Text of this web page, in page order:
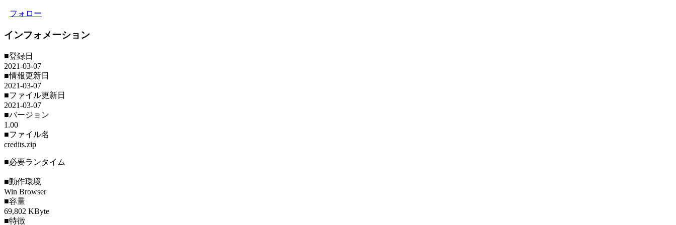
フォロー
インフォメーション
■登録日
2021-03-07
■情報更新日
2021-03-07
■ファイル更新日
2021-03-07
■バージョン
1.00
■ファイル名
credits.zip
■必要ランタイム
■動作環境
Win Browser
■容量
69,802 KByte
■特徴